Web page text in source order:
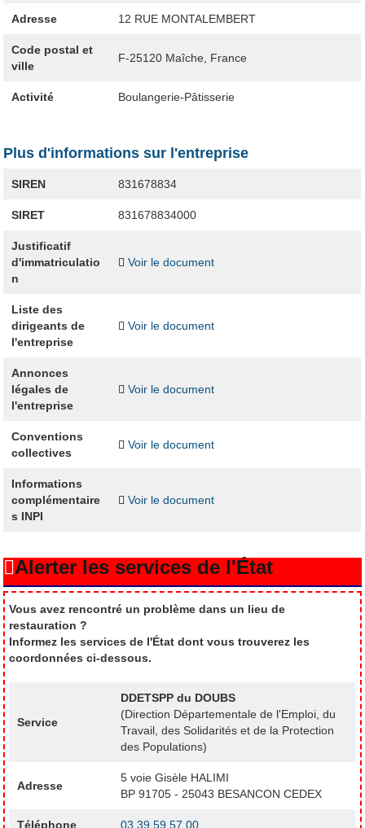
Adresse 12 RUE MONTALEMBERT
Code postal et
ville
F-25120 Maîche, France
Activité Boulangerie-Pâtisserie
Plus d'informations sur l'entreprise
SIREN 831678834
SIRET 831678834000
Justificatif
d'immatriculatio
n
Voir le document
Liste des
dirigeants de
l'entreprise
Voir le document
Annonces
légales de
l'entreprise
Voir le document
Conventions
collectives
Voir le document
Informations
complémentaire
s INPI
Voir le document
Alerter les services de l'État
Vous avez rencontré un problème dans un lieu de
restauration ?
Informez les services de l'État dont vous trouverez les
coordonnées ci-dessous.
Service
DDETSPP du DOUBS
(Direction Départementale de l'Emploi, du
Travail, des Solidarités et de la Protection
des Populations)
Adresse
5 voie Gisèle HALIMI
BP 91705 - 25043 BESANCON CEDEX
Téléphone 03 39 59 57 00